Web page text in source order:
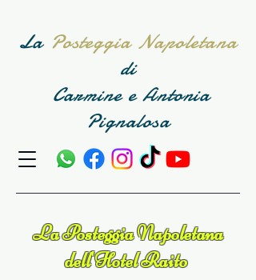
LaPosteggia Napoletana
di
Carmine e Antonia
Pignalosa
La Posteggia Napoletana
dell'Hotel Raito